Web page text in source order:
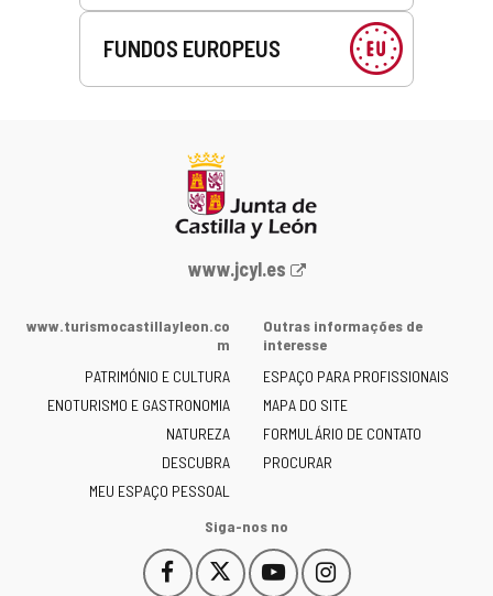
FUNDOS EUROPEUS
Portal
Junta
Castilla
y
León
-
www.jcyl.es
www.turismocastillayleon.co
m
PATRIMÓNIO E CULTURA
ENOTURISMO E GASTRONOMIA
NATUREZA
DESCUBRA
MEU ESPAÇO PESSOAL
Outras informações de
interesse
ESPAÇO PARA PROFISSIONAIS
MAPA DO SITE
FORMULÁRIO DE CONTATO
PROCURAR
Siga-nos no
Facebook
Este
Este
YouTube
Este
Instagram
Este